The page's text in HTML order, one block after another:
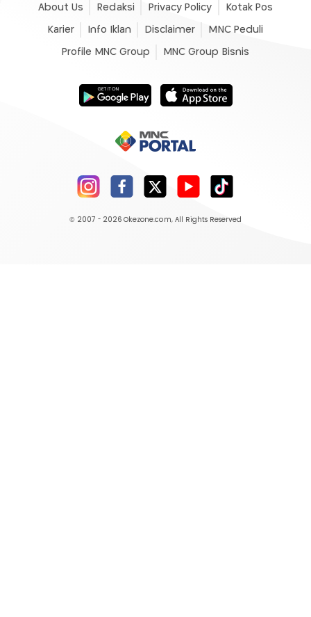
About Us Redaksi Privacy Policy Kotak Pos
Karier Info Iklan Disclaimer MNC Peduli
Profile MNC Group MNC Group Bisnis
© 2007 - 2026 Okezone.com, All Rights Reserved